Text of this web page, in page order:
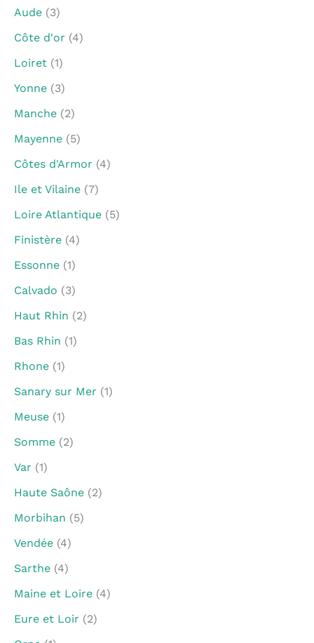
Aude (3)
Côte d'or (4)
Loiret (1)
Yonne (3)
Manche (2)
Mayenne (5)
Côtes d'Armor (4)
Ile et Vilaine (7)
Loire Atlantique (5)
Finistère (4)
Essonne (1)
Calvado (3)
Haut Rhin (2)
Bas Rhin (1)
Rhone (1)
Sanary sur Mer (1)
Meuse (1)
Somme (2)
Var (1)
Haute Saône (2)
Morbihan (5)
Vendée (4)
Sarthe (4)
Maine et Loire (4)
Eure et Loir (2)